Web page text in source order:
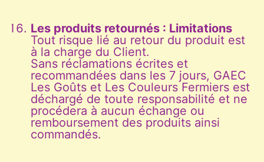
Les produits retournés : Limitations
Tout risque lié au retour du produit est
à la charge du Client.
Sans réclamations écrites et
recommandées dans les 7 jours, GAEC
Les Goûts et Les Couleurs Fermiers est
déchargé de toute responsabilité et ne
procédera à aucun échange ou
remboursement des produits ainsi
commandés.